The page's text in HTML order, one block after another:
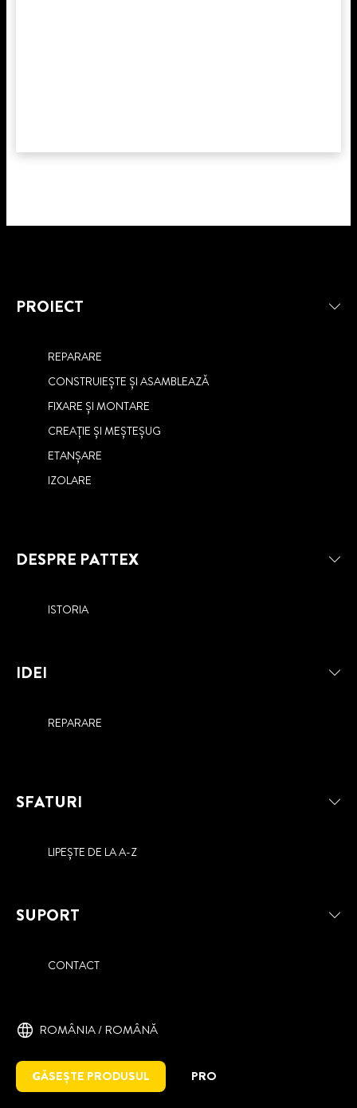
PROIECT
REPARARE
CONSTRUIEȘTE ȘI ASAMBLEAZĂ
FIXARE ȘI MONTARE
CREAȚIE ȘI MEȘTEȘUG
ETANȘARE
IZOLARE
DESPRE PATTEX
ISTORIA
IDEI
REPARARE
SFATURI
LIPEȘTE DE LA A-Z
SUPORT
CONTACT
ROMÂNIA / ROMÂNĂ
GĂSEȘTE PRODUSUL PRO